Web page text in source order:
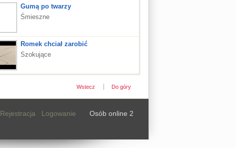
Gumą po twarzy
Śmieszne
Romek chciał zarobić
Szokujące
Wstecz Do góry
Rejestracja Logowanie Osób online 2